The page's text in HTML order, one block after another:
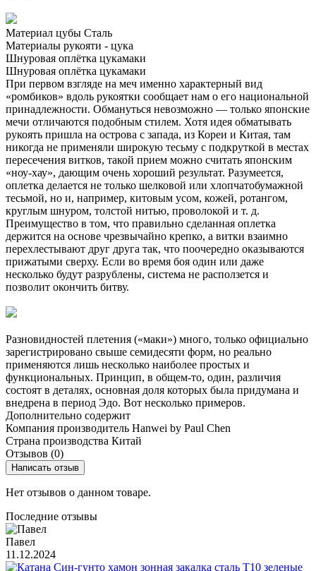
Материал цубы Сталь
Материалы рукояти - цука
Шнуровая оплётка цукамаки
Шнуровая оплётка цукамаки
При первом взгляде на меч именно характерный вид
«ромбиков» вдоль рукоятки сообщает нам о его национальной
принадлежности. Обмануться невозможно — только японские
мечи отличаются подобным стилем. Хотя идея обматывать
рукоять пришла на острова с запада, из Кореи и Китая, там
никогда не применяли широкую тесьму с подкруткой в местах
пересечения витков, такой прием можно считать японским
«ноу-хау», дающим очень хороший результат. Разумеется,
оплетка делается не только шелковой или хлопчатобумажной
тесьмой, но и, например, китовым усом, кожей, ротангом,
круглым шнуром, толстой нитью, проволокой и т. д.
Преимущество в том, что правильно сделанная оплетка
держится на основе чрезвычайно крепко, а витки взаимно
перехлестывают друг друга так, что поочередно оказываются
прижатыми сверху. Если во время боя один или даже
несколько будут разрублены, система не расползется и
позволит окончить битву.
Разновидностей плетения («маки») много, только официально
зарегистрировано свыше семидесяти форм, но реально
применяются лишь несколько наиболее простых и
функциональных. Принцип, в общем-то, один, различия
состоят в деталях, основная доля которых была придумана и
внедрена в период Эдо. Вот несколько примеров.
Дополнительно содержит
Компания производитель Hanwei by Paul Chen
Страна производства Китай
Отзывов (0)
Написать отзыв
Нет отзывов о данном товаре.
Последние отзывы
Павел
11.12.2024